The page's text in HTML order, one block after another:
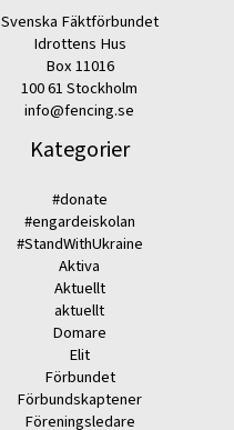
Svenska Fäktförbundet
Idrottens Hus
Box 11016
100 61 Stockholm
info@fencing.se
Kategorier
#donate
#engardeiskolan
#StandWithUkraine
Aktiva
Aktuellt
aktuellt
Domare
Elit
Förbundet
Förbundskaptener
Föreningsledare